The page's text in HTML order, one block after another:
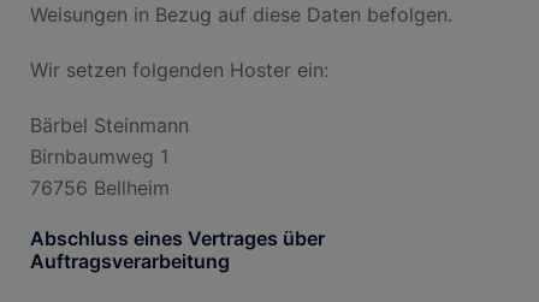
Weisungen in Bezug auf diese Daten befolgen.
Wir setzen folgenden Hoster ein:
Bärbel Steinmann
Birnbaumweg 1
76756 Bellheim
Abschluss eines Vertrages über
Auftragsverarbeitung